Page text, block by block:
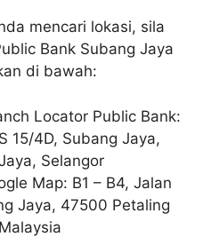
mencari lokasi, sila
Bank Subang Jaya
di bawah:
Locator Public Bank:
15/4D, Subang Jaya,
Selangor
Map: B1 – B4, Jalan
Jaya, 47500 Petaling